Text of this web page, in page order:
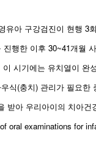
유아 구강검진이 현행 3
행한 이후 30~41개월
이 시기에는 유치열이 완
식(충치) 관리가 필요한
받아 우리아이의 치아건
oral examinations for